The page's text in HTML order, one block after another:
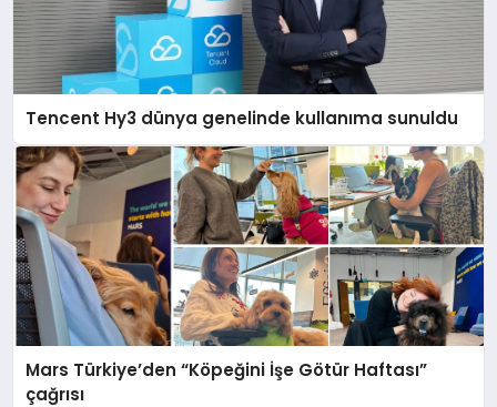
Tencent Hy3 dünya genelinde kullanıma sunuldu
Mars Türkiye’den “Köpeğini İşe Götür Haftası”
çağrısı